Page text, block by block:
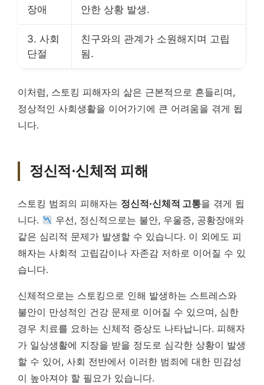
장애
안한 상황 발생.
3. 사회
단절
친구와의 관계가 소원해지며 고립
됨.
이처럼, 스토킹 피해자의 삶은 근본적으로 흔들리며,
정상적인 사회생활을 이어가기에 큰 어려움을 겪게 됩
니다.
정신적·신체적 피해
스토킹 범죄의 피해자는 정신적·신체적 고통을 겪게 됩
니다.
우선, 정신적으로는 불안, 우울증, 공황장애와
같은 심리적 문제가 발생할 수 있습니다. 이 외에도 피
해자는 사회적 고립감이나 자존감 저하로 이어질 수 있
습니다.
신체적으로는 스토킹으로 인해 발생하는 스트레스와
불안이 만성적인 건강 문제로 이어질 수 있으며, 심한
경우 치료를 요하는 신체적 증상도 나타납니다. 피해자
가 일상생활에 지장을 받을 정도로 심각한 상황이 발생
할 수 있어, 사회 전반에서 이러한 범죄에 대한 민감성
이 높아져야 할 필요가 있습니다.